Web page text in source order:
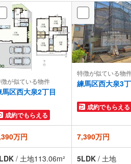
が似ている物件
馬区西大泉2丁目
成約でもらえる
特徴が似ている物
練馬区西大泉3
成約でもらえる
万円 7,390万円
/ 土地113.06m²
5LDK / 土地